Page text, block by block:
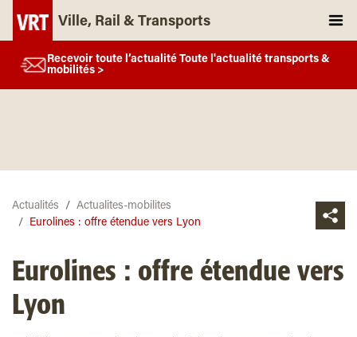
Ville, Rail & Transports
Recevoir toute l’actualité Toute l'actualité transports &
mobilités >
Actualités
Actualites-mobilites
Eurolines : offre étendue vers Lyon
Eurolines : offre étendue vers
Lyon